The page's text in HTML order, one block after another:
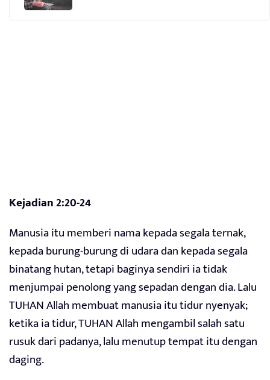
Kejadian 2:20-24
Manusia itu memberi nama kepada segala ternak,
kepada burung-burung di udara dan kepada segala
binatang hutan, tetapi baginya sendiri ia tidak
menjumpai penolong yang sepadan dengan dia. Lalu
TUHAN Allah membuat manusia itu tidur nyenyak;
ketika ia tidur, TUHAN Allah mengambil salah satu
rusuk dari padanya, lalu menutup tempat itu dengan
daging.